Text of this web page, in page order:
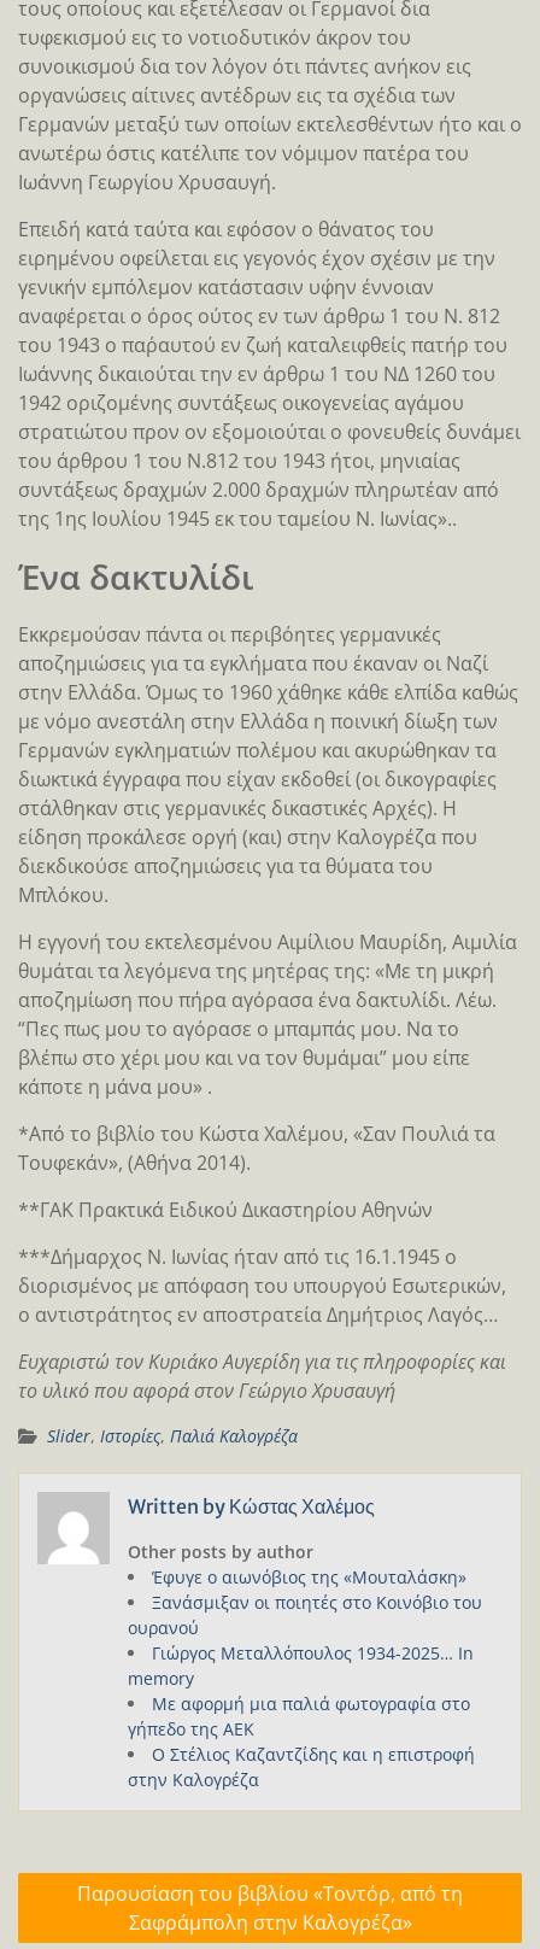
τους οποίους και εξετέλεσαν οι Γερμανοί δια
τυφεκισμού εις το νοτιοδυτικόν άκρον του
συνοικισμού δια τον λόγον ότι πάντες ανήκον εις
οργανώσεις αίτινες αντέδρων εις τα σχέδια των
Γερμανών μεταξύ των οποίων εκτελεσθέντων ήτο και ο
ανωτέρω όστις κατέλιπε τον νόμιμον πατέρα του
Ιωάννη Γεωργίου Χρυσαυγή.
Επειδή κατά ταύτα και εφόσον ο θάνατος του
ειρημένου οφείλεται εις γεγονός έχον σχέσιν με την
γενικήν εμπόλεμον κατάστασιν υφ΄ην έννοιαν
αναφέρεται ο όρος ούτος εν των άρθρω 1 του Ν. 812
του 1943 ο παρ΄αυτού εν ζωή καταλειφθείς πατήρ του
Ιωάννης δικαιούται την εν άρθρω 1 του ΝΔ 1260 του
1942 οριζομένης συντάξεως οικογενείας αγάμου
στρατιώτου προν ον εξομοιούται ο φονευθείς δυνάμει
του άρθρου 1 του Ν.812 του 1943 ήτοι, μηνιαίας
συντάξεως δραχμών 2.000 δραχμών πληρωτέαν από
της 1ης Ιουλίου 1945 εκ του ταμείου Ν. Ιωνίας»..
Ένα δακτυλίδι
Εκκρεμούσαν πάντα οι περιβόητες γερμανικές
αποζημιώσεις για τα εγκλήματα που έκαναν οι Ναζί
στην Ελλάδα. Όμως το 1960 χάθηκε κάθε ελπίδα καθώς
με νόμο ανεστάλη στην Ελλάδα η ποινική δίωξη των
Γερμανών εγκληματιών πολέμου και ακυρώθηκαν τα
διωκτικά έγγραφα που είχαν εκδοθεί (οι δικογραφίες
στάλθηκαν στις γερμανικές δικαστικές Αρχές). Η
είδηση προκάλεσε οργή (και) στην Καλογρέζα που
διεκδικούσε αποζημιώσεις για τα θύματα του
Μπλόκου.
Η εγγονή του εκτελεσμένου Αιμίλιου Μαυρίδη, Αιμιλία
θυμάται τα λεγόμενα της μητέρας της: «Με τη μικρή
αποζημίωση που πήρα αγόρασα ένα δακτυλίδι. Λέω.
“Πες πως μου το αγόρασε ο μπαμπάς μου. Να το
βλέπω στο χέρι μου και να τον θυμάμαι” μου είπε
κάποτε η μάνα μου» .
*Από το βιβλίο του Κώστα Χαλέμου, «Σαν Πουλιά τα
Τουφεκάν», (Αθήνα 2014).
**ΓΑΚ Πρακτικά Ειδικού Δικαστηρίου Αθηνών
***Δήμαρχος Ν. Ιωνίας ήταν από τις 16.1.1945 ο
διορισμένος με απόφαση του υπουργού Εσωτερικών,
ο αντιστράτητος εν αποστρατεία Δημήτριος Λαγός…
Ευχαριστώ τον Κυριάκο Αυγερίδη για τις πληροφορίες και
το υλικό που αφορά στον Γεώργιο Χρυσαυγή
Slider, Ιστορίες, Παλιά Καλογρέζα
Written by Κώστας Χαλέμος
Other posts by author
Έφυγε ο αιωνόβιος της «Μουταλάσκη»
Ξανάσμιξαν οι ποιητές στο Κοινόβιο του
ουρανού
Γιώργος Μεταλλόπουλος 1934-2025… In
memory
Με αφορμή μια παλιά φωτογραφία στο
γήπεδο της ΑΕΚ
Ο Στέλιος Καζαντζίδης και η επιστροφή
στην Καλογρέζα
Πλοήγηση
Παρουσίαση του βιβλίου «Τοντόρ, από τη
Σαφράμπολη στην Καλογρέζα»